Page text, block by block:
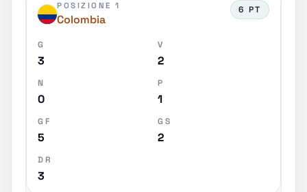
POSIZIONE 1
Colombia
6 PT
G
3
V
2
N
0
P
1
GF
5
GS
2
DR
3